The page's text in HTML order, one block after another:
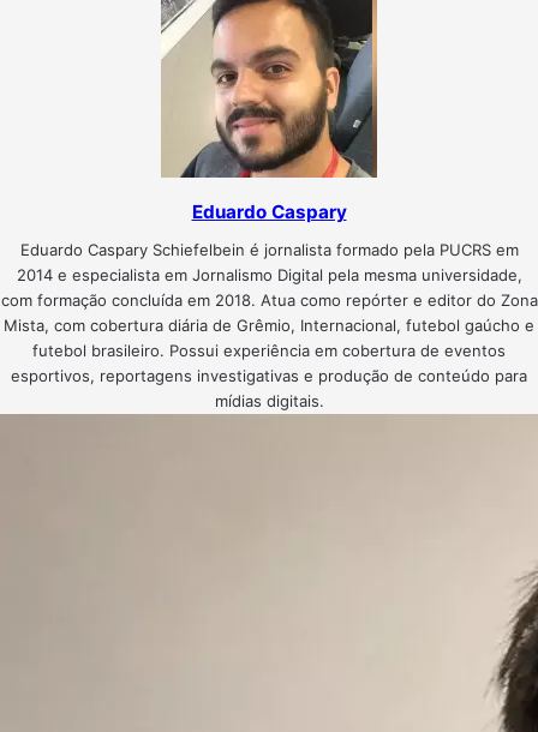
Eduardo Caspary
Eduardo Caspary Schiefelbein é jornalista formado pela PUCRS em
2014 e especialista em Jornalismo Digital pela mesma universidade,
com formação concluída em 2018. Atua como repórter e editor do Zona
Mista, com cobertura diária de Grêmio, Internacional, futebol gaúcho e
futebol brasileiro. Possui experiência em cobertura de eventos
esportivos, reportagens investigativas e produção de conteúdo para
mídias digitais.